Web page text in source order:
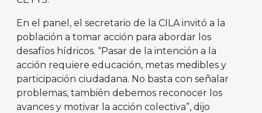
En el panel, el secretario de la CILA invitó a la
población a tomar acción para abordar los
desafíos hídricos. “Pasar de la intención a la
acción requiere educación, metas medibles y
participación ciudadana. No basta con señalar
problemas, también debemos reconocer los
avances y motivar la acción colectiva”, dijo